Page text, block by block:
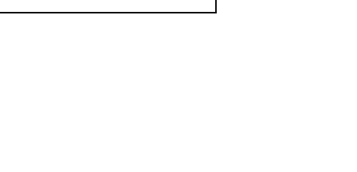
Avtodayanacaqda maşına zərər
35°, rayonlarda